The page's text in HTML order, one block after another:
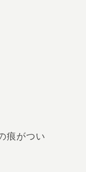
痕がつい